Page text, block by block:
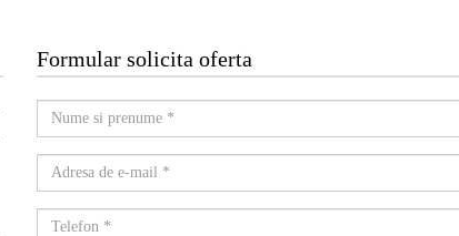
Formular solicita oferta